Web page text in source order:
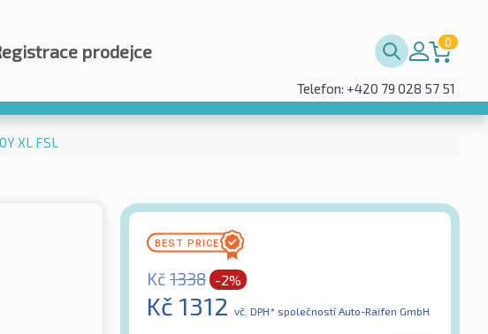
prodejce 0
Telefon: +420 79 028 57 51
XL FSL
Kč 1338 -2%
Kč 1312 vč. DPH* společností Auto-Raifen GmbH